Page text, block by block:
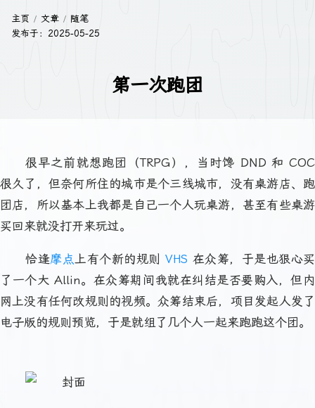
主页 文章
随笔
发布于： 2025-05-25
第一次跑团
很早之前就想跑团（TRPG），当时馋 DND 和 COC
很久了，但奈何所住的城市是个三线城市，没有桌游店、跑
团店，所以基本上我都是自己一个人玩桌游，甚至有些桌游
买回来就没打开来玩过。
恰逢摩点上有个新的规则 VHS 在众筹，于是也狠心买
了一个大 Allin。在众筹期间我就在纠结是否要购入，但内
网上没有任何改规则的视频。众筹结束后，项目发起人发了
电子版的规则预览，于是就组了几个人一起来跑跑这个团。